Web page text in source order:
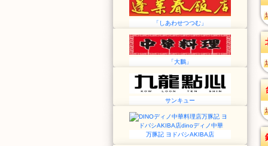
「しあわせつつむ」
「大鵬」
サンキュー
万豚記 ヨドバシAKIBA店